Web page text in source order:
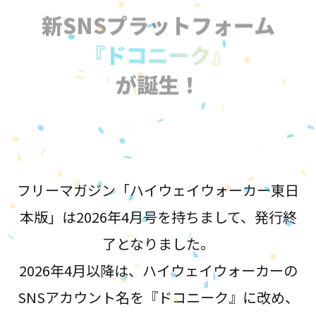
新SNSプラットフォーム
『ドコニーク』
が誕生！
フリーマガジン「ハイウェイウォーカー東日
本版」は2026年4月号を持ちまして、発行終
了となりました。
2026年4月以降は、ハイウェイウォーカーの
SNSアカウント名を『ドコニーク』に改め、